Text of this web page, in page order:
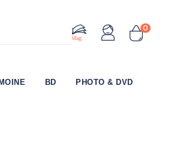
0
Le Mag
BD PHOTO & DVD